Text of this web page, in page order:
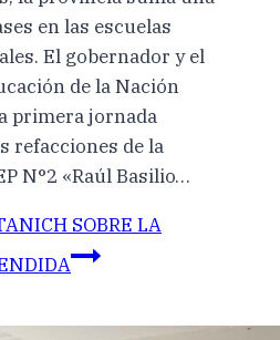
en las escuelas
El gobernador y el
de la Nación
primera jornada
refacciones de la
N°2 «Raúl Basilio…
SOBRE LA